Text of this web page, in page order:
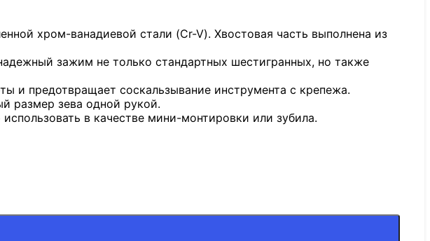
хром-ванадиевой стали (Cr-V). Хвостовая часть выполнена из
зажим не только стандартных шестигранных, но также
и предотвращает соскальзывание инструмента с крепежа.
размер зева одной рукой.
в качестве мини-монтировки или зубила.